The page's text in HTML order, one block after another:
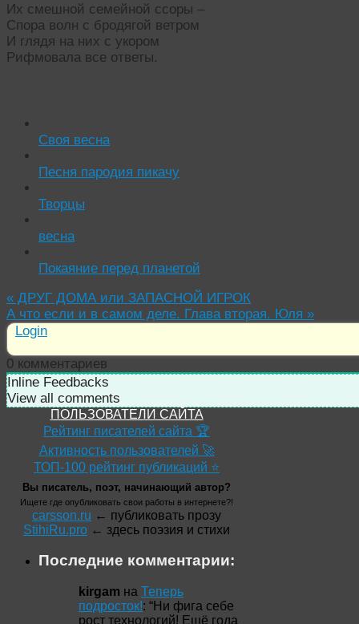
Их смешной семейной ссоры –
Спора волн с бродягой ветром
И глядя на них с укором
Рифмовала все ответы.
Своя весна
Песня пародия пикачу
Творцы
весна
Покаяние перед планетой
« ДРУГ ДОМА или ЗАПАСНОЙ ИГРОК
А что если и в самом деле. Глава вторая. Юля »
Login
0 комментариев
Inline Feedbacks
View all comments
ПОЛЬЗОВАТЕЛИ САЙТА
Рейтинг писателей сайта 🏆
Активность пользователей 🚀
ТОП-100 рейтинг публикаций ⭐
Вы писатель, поэт, начинающий автор?
Ищете где опубликовать свои работы в интернете?!
carsson.ru ← публиковать прозу
StihiRu.pro ← здесь поэзия и стихи
Последние комментарии:
kirgam на Теперь
подросток!: “Ни фига себе
рост технологий! Ещё года